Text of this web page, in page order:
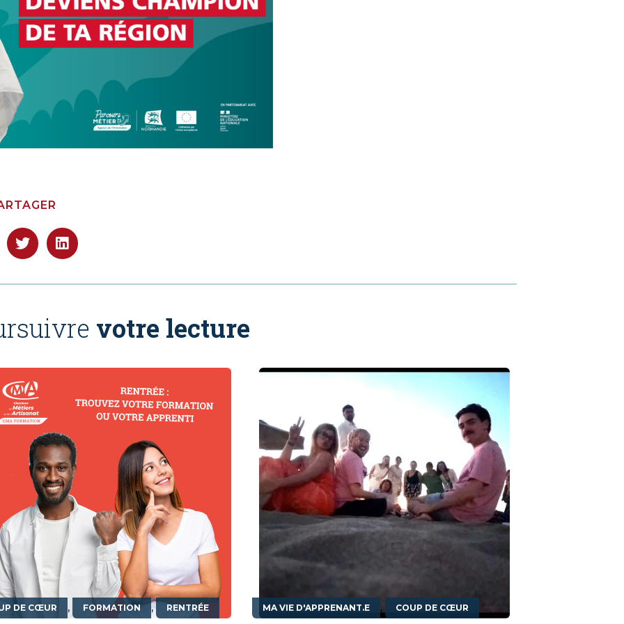
votre lecture
DE CŒUR , FORMATION , RENTRÉE MA VIE D'APPRENANT.E , COUP DE CŒUR